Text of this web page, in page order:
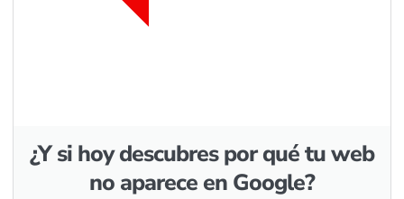
¿Y si hoy descubres por qué tu web
no aparece en Google?